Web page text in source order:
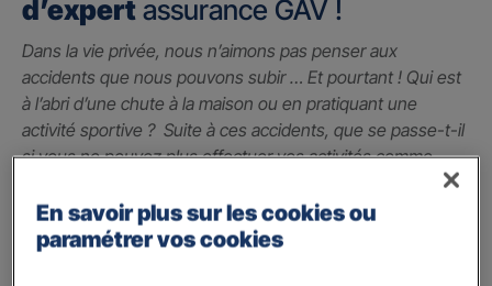
d’expert assurance GAV !
Dans la vie privée, nous n’aimons pas penser aux
accidents que nous pouvons subir … Et pourtant ! Qui est
à l’abri d’une chute à la maison ou en pratiquant une
activité sportive ? Suite à ces accidents, que se passe-t-il
si vous ne pouvez plus effectuer vos activités comme
contrat qui peut vous indemniser à hauteur du préjudice
subi grâce à un capital qui vous permet de faire face
En savoir plus sur les cookies ou
paramétrer vos cookies